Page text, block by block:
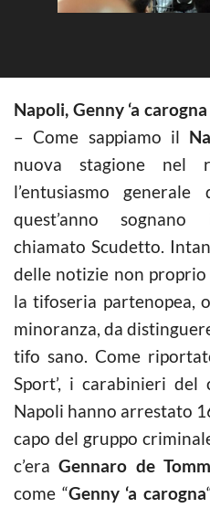
Napoli, Genny ‘a
– Come sappiamo il
nuova stagione
l’entusiasmo
quest’anno
chiamato Scudetto.
delle notizie non
la tifoseria partenopea,
minoranza, da
tifo sano. Come
Sport’, i carabinieri del
Napoli hanno arrestato
capo del gruppo
c’eraGennaro de
come “Genny ‘a carogna